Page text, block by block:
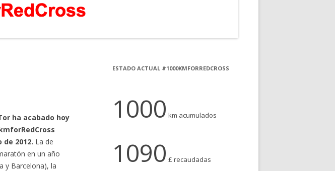
ha acabado hoy
2012. La de
en un año
y Barcelona), la
ESTADO ACTUAL #1000KMFORREDCROSS
1000 km acumulados
1090 £ recaudadas